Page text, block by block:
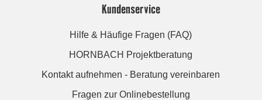
Kundenservice
Hilfe & Häufige Fragen (FAQ)
HORNBACH Projektberatung
Kontakt aufnehmen - Beratung vereinbaren
Fragen zur Onlinebestellung